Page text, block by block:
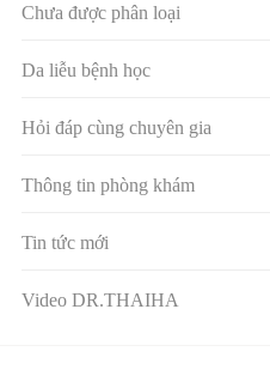
Chưa được phân loại
Da liễu bệnh học
Hỏi đáp cùng chuyên gia
Thông tin phòng khám
Tin tức mới
Video DR.THAIHA